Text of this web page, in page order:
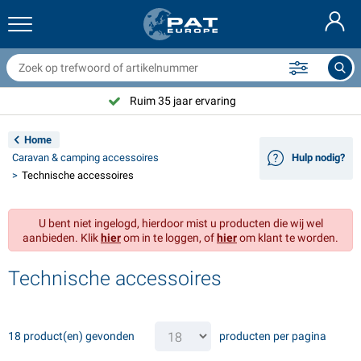
& toebehoren
elektra
Aspöck
verlichting Radex
verlichting LED
interieur
& 24V toebehoren
& camper exterieur
& camper interieur
accessoires
en beslag
en sluitingen
en onderhoud
& blusdekens
artikelen
Deutsch
English
Français
Norsk
Dansk
Ruim 35 jaar ervaring
Home
Caravan & camping accessoires
Technische accessoires
Hulp nodig?
U bent niet ingelogd, hierdoor mist u producten die wij wel
aanbieden. Klikhierom in te loggen, ofhierom klant te worden.
Technische accessoires
18 product(en) gevonden producten per pagina